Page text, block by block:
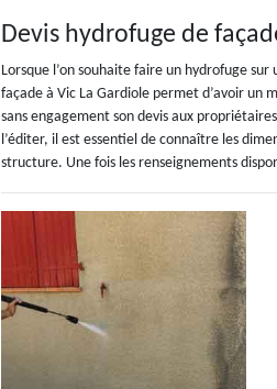
Devis hydrofuge de
Lorsque l’on souhaite faire un hydrofuge
façade à Vic La Gardiole permet d’avoir un
sans engagement son devis aux
l’éditer, il est essentiel de connaître les
structure. Une fois les renseignements